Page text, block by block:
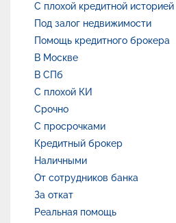
С плохой кредитной историей
Под залог недвижимости
Помощь кредитного брокера
В Москве
В СПб
С плохой КИ
Срочно
С просрочками
Кредитный брокер
Наличными
От сотрудников банка
За откат
Реальная помощь